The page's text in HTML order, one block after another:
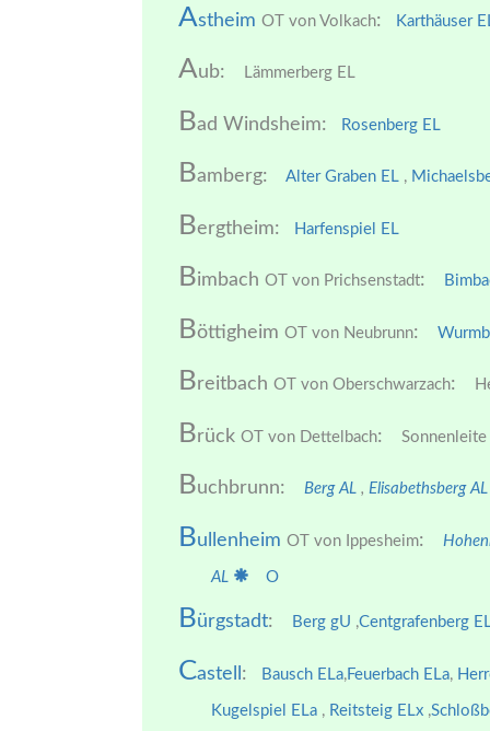
Astheim OT von Volkach: Karthäuser
Aub: Lämmerberg EL
Bad Windsheim: Rosenberg EL
Bamberg: Alter Graben EL ,
Bergtheim: Harfenspiel EL
Bimbach OT von Prichsenstadt:
Böttigheim OT von Neubrunn:
Breitbach OT von Oberschwarzach:
Brück OT von Dettelbach: Sonnenleite
Buchbrunn: Berg AL , Elisabethsberg
Bullenheim OT von Ippesheim:
AL O
Bürgstadt: Berg gU ,Centgrafenberg
Castell : Bausch ELa,Feuerbach ELa,
Kugelspiel ELa , Reitsteig ELx ,